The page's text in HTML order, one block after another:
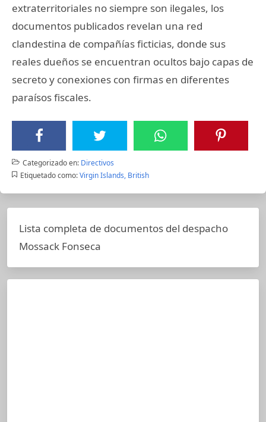
extraterritoriales no siempre son ilegales, los
documentos publicados revelan una red
clandestina de compañías ficticias, donde sus
reales dueños se encuentran ocultos bajo capas de
secreto y conexiones con firmas en diferentes
paraísos fiscales.
Categorizado en: Directivos
Etiquetado como: Virgin Islands, British
Lista completa de documentos del despacho
Mossack Fonseca